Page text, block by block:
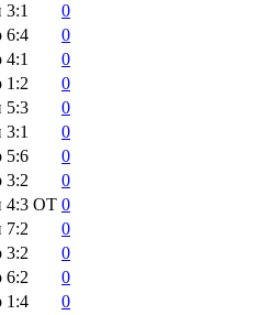
3:1
0
6:4
0
4:1
0
1:2
0
5:3
0
3:1
0
5:6
0
3:2
0
4:3 ОТ 0
7:2
0
3:2
0
6:2
0
1:4
0